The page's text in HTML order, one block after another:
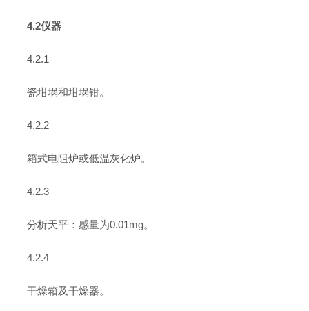
4.2仪器
4.2.1
瓷坩埚和坩埚钳。
4.2.2
箱式电阻炉或低温灰化炉。
4.2.3
分析天平：感量为0.01mg。
4.2.4
干燥箱及干燥器。